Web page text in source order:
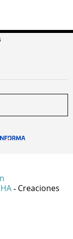
- Creaciones